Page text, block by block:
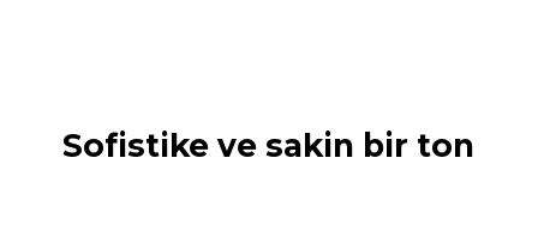
Sofistike ve sakin bir ton